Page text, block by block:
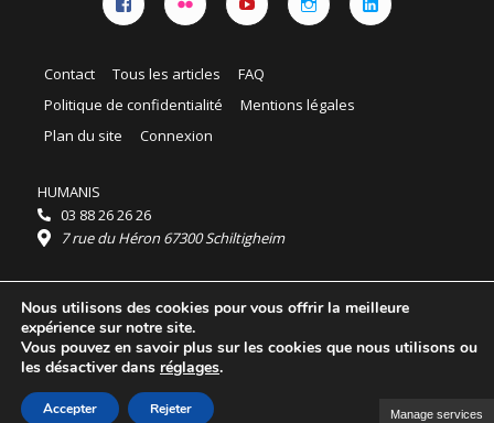
Contact Tous les articles
FAQ
Politique de confidentialité
Mentions légales
Plan du site
Connexion
HUMANIS
03 88 26 26 26
7 rue du Héron 67300 Schiltigheim
Horaires :
HUMANIS : du lundi au vendredi 9h - 18h
Ordidocaz : du lundi au vendredi 8h - 19h
© 2025 HUMANIS, tous droits réservés.
Licence Creative Commons Attribution 4.0
International
Nous utilisons des cookies pour vous offrir la meilleure
expérience sur notre site.
Vous pouvez en savoir plus sur les cookies que nous utilisons ou
les désactiver dans réglages.
Accepter Rejeter Manage services